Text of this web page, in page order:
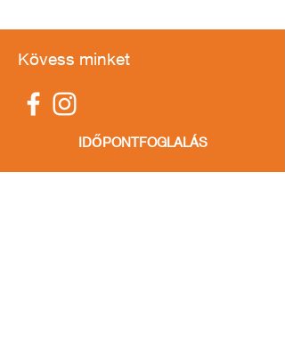
Kövess minket
IDŐPONTFOGLALÁS